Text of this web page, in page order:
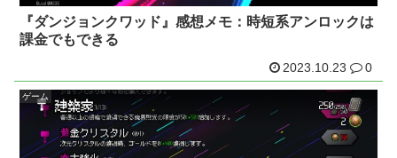
『ダンジョンクワッド』感想メモ：時短系アンロックは
課金でもできる
2023.10.23 0
ゲーム